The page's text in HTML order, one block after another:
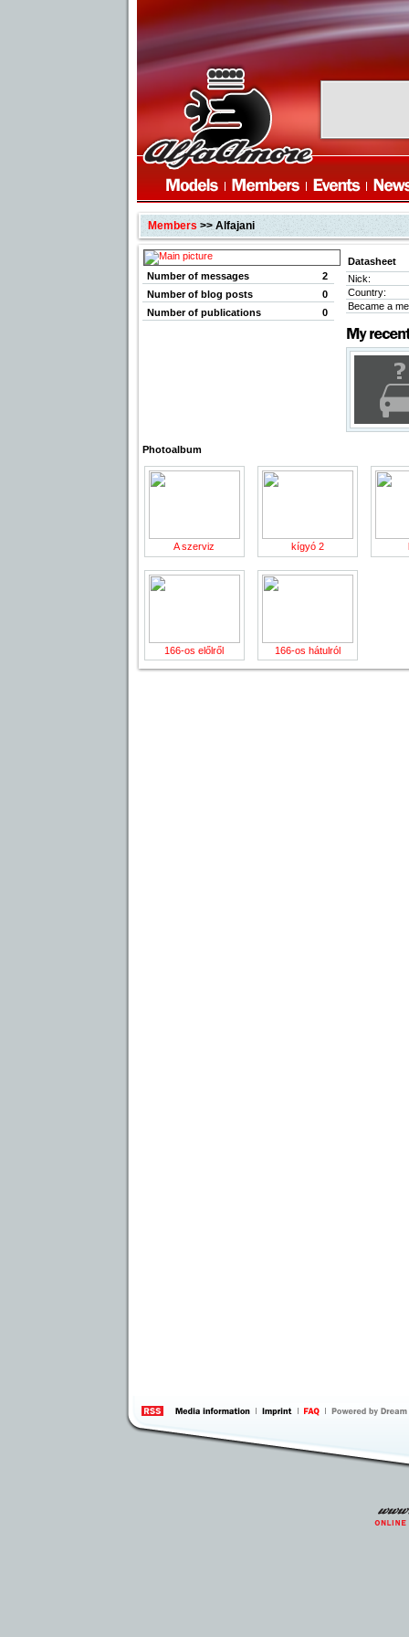
Members>> Alfajani
Number of messages
2
Number of blog posts
0
Number of publications
0
Datasheet
Nick:
Country:
Became a
Photoalbum
A szerviz kígyó 2
166-os előlről 166-os hátulról
information